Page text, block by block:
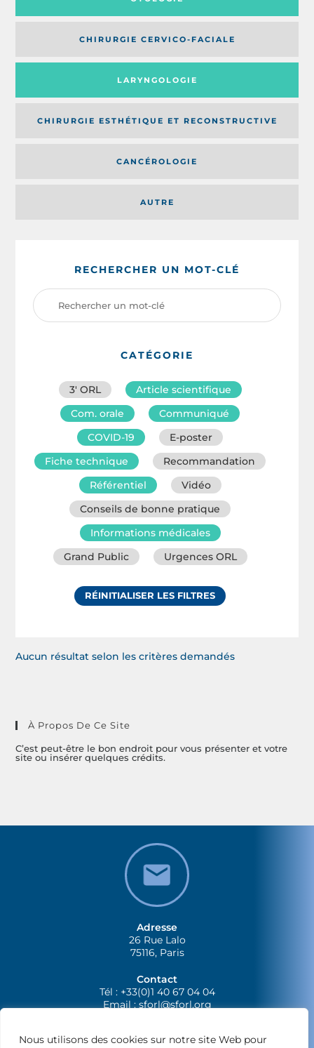
Nous utilisons des cookies sur notre site Web pour
CHIRURGIE CERVICO-FACIALE
AUTRE
LARYNGOLOGIE
CHIRURGIE ESTHÉTIQUE ET RECONSTRUCTIVE
CANCÉROLOGIE
RECHERCHER UN MOT-CLÉ
CATÉGORIE
3′ ORL
Article scientifique
Com. orale
Communiqué
COVID-19
E-poster
Fiche technique
Recommandation
Référentiel
Vidéo
Conseils de bonne pratique
Informations médicales
Grand Public
Urgences ORL
RÉINITIALISER LES FILTRES
Aucun résultat selon les critères demandés
À Propos De Ce Site
C’est peut-être le bon endroit pour vous présenter et votre
site ou insérer quelques crédits.
Adresse
26 Rue Lalo
75116, Paris
Contact
Tél : +33(0)1 40 67 04 04
Email :sforl@sforl.org